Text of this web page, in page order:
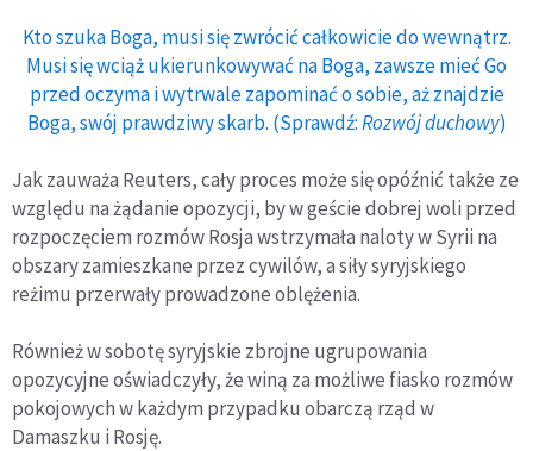
Kto szuka Boga, musi się zwrócić całkowicie do wewnątrz.
Musi się wciąż ukierunkowywać na Boga, zawsze mieć Go
przed oczyma i wytrwale zapominać o sobie, aż znajdzie
Boga, swój prawdziwy skarb. (Sprawdź:Rozwój duchowy)
Jak zauważa Reuters, cały proces może się opóźnić także ze
względu na żądanie opozycji, by w geście dobrej woli przed
rozpoczęciem rozmów Rosja wstrzymała naloty w Syrii na
obszary zamieszkane przez cywilów, a siły syryjskiego
reżimu przerwały prowadzone oblężenia.
Również w sobotę syryjskie zbrojne ugrupowania
opozycyjne oświadczyły, że winą za możliwe fiasko rozmów
pokojowych w każdym przypadku obarczą rząd w
Damaszku i Rosję.